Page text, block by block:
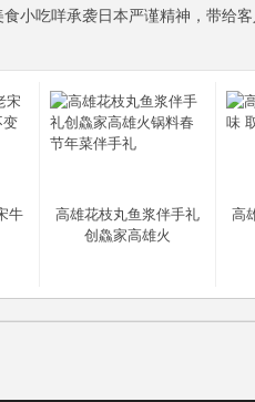
食小吃咩承袭日本严谨精神，带给
牛
高雄花枝丸鱼浆伴手礼
创鱻家高雄火
高